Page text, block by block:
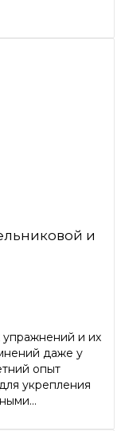
и
упражнений и их
даже у
опыт
укрепления